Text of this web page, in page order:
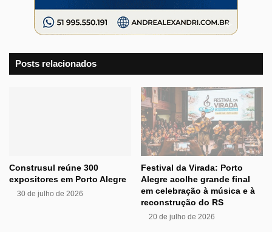
Posts relacionados
Construsul reúne 300
expositores em Porto Alegre
30 de julho de 2026
Festival da Virada: Porto
Alegre acolhe grande final
em celebração à música e à
reconstrução do RS
20 de julho de 2026